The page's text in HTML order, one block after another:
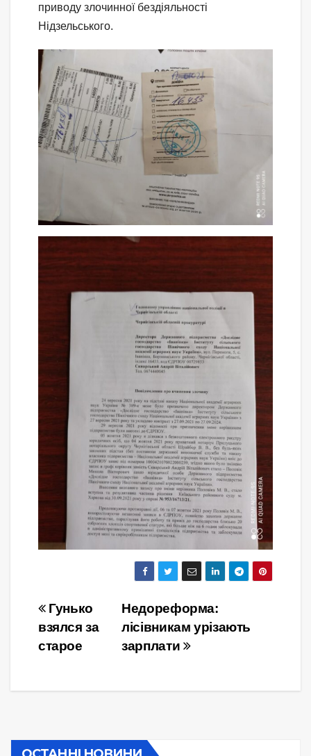
приводу злочинної бездіяльності
Нідзельського.
Навігація
записів
Недореформа:
лісівникам урізають
зарплати
Гунько
взялся за
старое